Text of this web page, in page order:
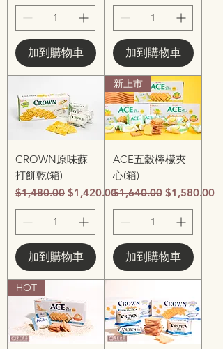
加到購物車 加到購物車
CROWN原味蘇
打餅乾(箱)
一般價格
$1,480.00 促銷價格
$1,420.00
加到購物車
新上市
ACE五穀檸檬夾
心(箱)
一般價格
$1,640.00 促銷價格
$1,580.00
加到購物車
HOT